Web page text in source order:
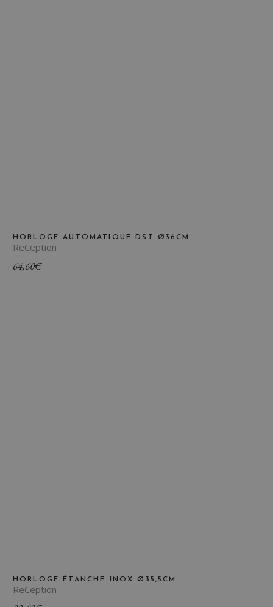
HORLOGE AUTOMATIQUE DST Ø36CM
ReCeption
64,60€
HORLOGE ÉTANCHE INOX Ø35,5CM
ReCeption